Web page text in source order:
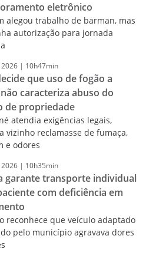
eletrônico
alegou trabalho de barman, mas
autorização para jornada
2026 | 10h47min
que uso de fogão a
caracteriza abuso do
de propriedade
atendia exigências legais,
vizinho reclamasse de fumaça,
e odores
2026 | 10h35min
garante transporte individual
com deficiência em
reconhece que veículo adaptado
pelo município agravava dores